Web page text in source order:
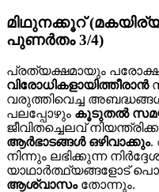
മിഥുനക്കൂറ്
പുണർതം 3/4)
പ്രത്യക്ഷമായും
വിരോധികളായിത്തീരാൻ
വരുത്തിവെച്ച അബദ്ധങ്ങൾ
പലപ്പോഴും കൂടുതൽ
ജീവിതച്ചെലവ്
ആർഭാടങ്ങൾ ഒഴിവാക്കും.
നിന്നും ലഭിക്കുന്ന
യാഥാർത്ഥ്യങ്ങളോട്
ആശ്വാസംതോന്നും.